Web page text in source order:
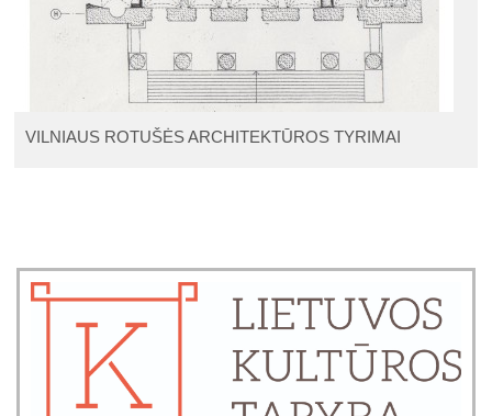
VILNIAUS ROTUŠĖS ARCHITEKTŪROS TYRIMAI